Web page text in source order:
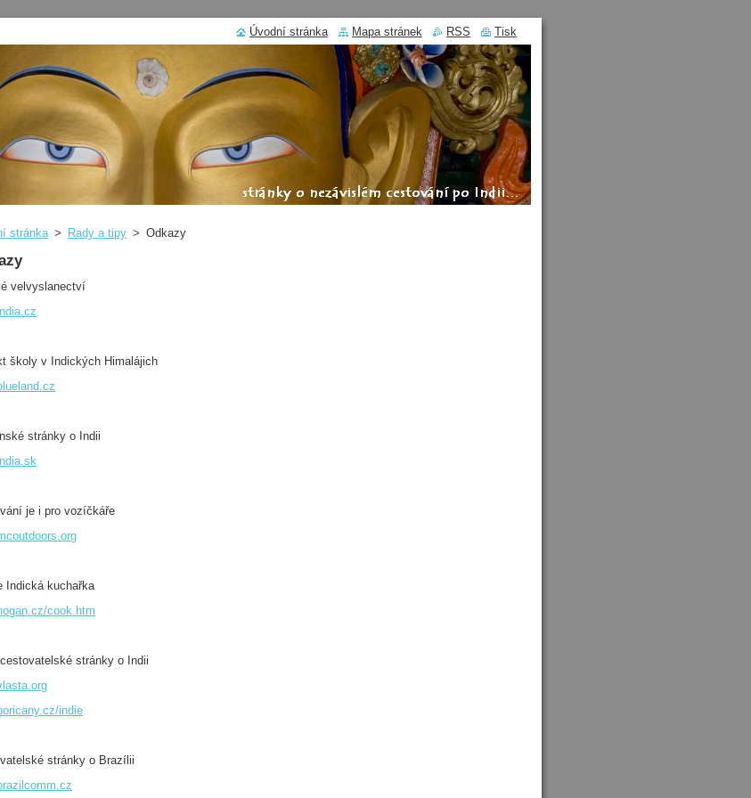
stránka > Rady a tipy > Odkazy
velvyslanectví
školy v Indických Himalájich
stránky o Indii
je i pro vozíčkáře
Indická kuchařka
cook.htm
stránky o Indii
indie
stránky o Brazílii
Úvodní stránka Mapa stránek RSS Tisk